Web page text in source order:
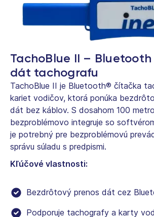
TachoBlue II –
dát tachografu
TachoBlue II je Bluetooth® čítačka
kariet vodičov, ktorá ponúka
dát bez káblov. S dosahom 100
bezproblémovo integruje so
je potrebný pre bezproblémovú
správu súladu s predpismi.
Kľúčové vlastnosti:
Bezdrôtový prenos dát cez
Podporuje tachografy a karty